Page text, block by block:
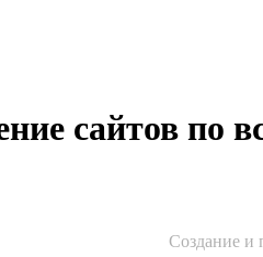
сайтов по
Создание и